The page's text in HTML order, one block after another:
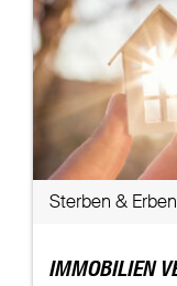
Sterben &
IMMOBILIEN